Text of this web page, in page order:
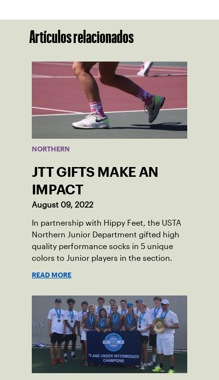
Artículos relacionados
NORTHERN
JTT GIFTS MAKE AN
IMPACT
August 09, 2022
In partnership with Hippy Feet, the USTA
Northern Junior Department gifted high
quality performance socks in 5 unique
colors to Junior players in the section.
READ MORE